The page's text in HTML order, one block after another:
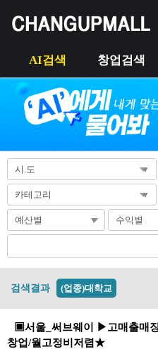
AI검색 창업검색
검색결과 (업종)대학교
▣서울_써브웨이 ▶고매출매
창업/월고정비저렴★